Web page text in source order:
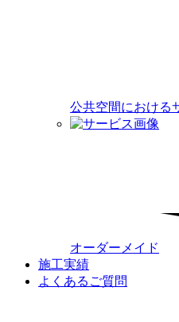
公共空間における
オーダーメイド
施工実績
よくあるご質問